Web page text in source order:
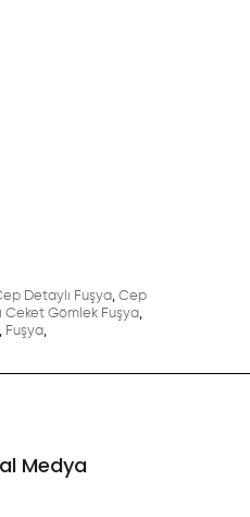
Detaylı Fuşya, Cep
Ceket Gömlek Fuşya,
Fuşya,
Medya